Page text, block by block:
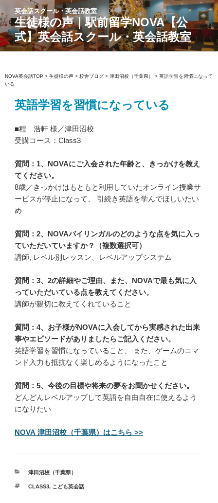
ン
テ
ン
ツ
ス
キ
英会話スクール・英会話教室
生徒様の声｜駅前留学NOVA【公
式】英会話スクール・英会話教室
NOVA英会話TOP > 生徒様の声 > 校舎ブログ > 津田沼校（千葉県） > 英語学習を習慣になって
いる
英語学習を習慣になっている
■程 浩軒 様／津田沼校
受講コース：Class3
質問：1、NOVAにご入会された年齢と、きっかけを教え
てください。
8歳／きっかけはもともと利用していたオンライン授業サ
ービスが停止になって、 引続き英語を学んでほしいたい
め
質問：2、NOVAバイリンガルのどのような点を気に入っ
ていただいていますか？（複数選択可）
講師, レベル別レッスン、レベルアップシステム
質問：3、2の詳細やご理由、また、NOVAで最も気に入
っていただいている点を教えてください。
講師が親切に教えてくれていること
質問：4、お子様がNOVAに入会してから実感された出来
事やエピソードがありましたらご記入ください。
英語学習を習慣になっていること、 また、ゲームのコマ
ンド入力も抵抗なく楽しめるようになったこと
質問：5、今後の目標や将来の夢をお聞かせください。
どんどんレベルアップして英語を自由自在に使えるよう
になりたい
NOVA 津田沼校（千葉県）はこちら >>
カ
ゴ
津田沼校（千葉県）
タ
CLASS3, こども英会話